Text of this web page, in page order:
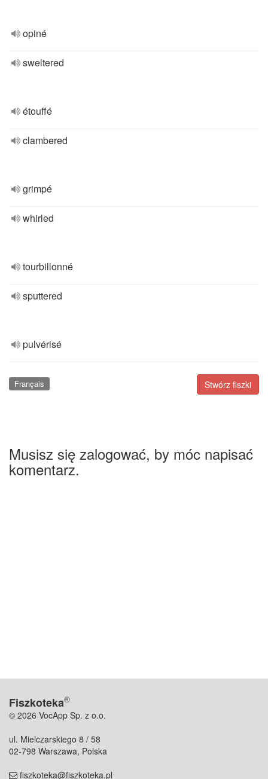
opiné
sweltered
étouffé
clambered
grimpé
whirled
tourbillonné
sputtered
pulvérisé
Stwórz fiszki
Français
Musisz się zalogować, by móc napisać
komentarz.
Fiszkoteka®
© 2026 VocApp Sp. z o.o.
ul. Mielczarskiego 8 / 58
02-798 Warszawa, Polska
fiszkoteka@fiszkoteka.pl